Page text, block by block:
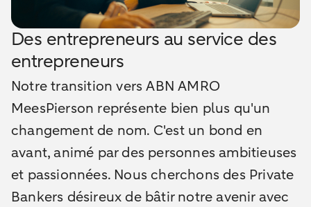
Des entrepreneurs au service des
entrepreneurs
Notre transition vers ABN AMRO
MeesPierson représente bien plus qu'un
changement de nom. C'est un bond en
avant, animé par des personnes ambitieuses
et passionnées. Nous cherchons des Private
Bankers désireux de bâtir notre avenir avec